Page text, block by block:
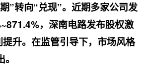
”转向“兑现”。近期多家公司发
，深南电路发布股权激
升。在监管引导下，市场风格